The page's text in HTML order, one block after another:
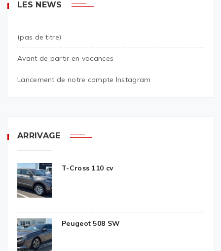
LES NEWS
(pas de titre)
Avant de partir en vacances
Lancement de notre compte Instagram
ARRIVAGE
T-Cross 110 cv
Peugeot 508 SW